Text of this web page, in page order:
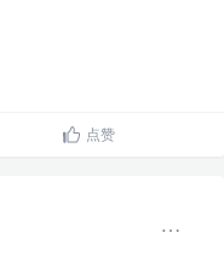
点赞